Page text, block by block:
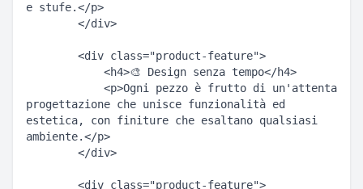
e stufe.</p>
progettazione che unisce funzionalità ed
estetica, con finiture che esaltano qualsiasi
ambiente.</p>